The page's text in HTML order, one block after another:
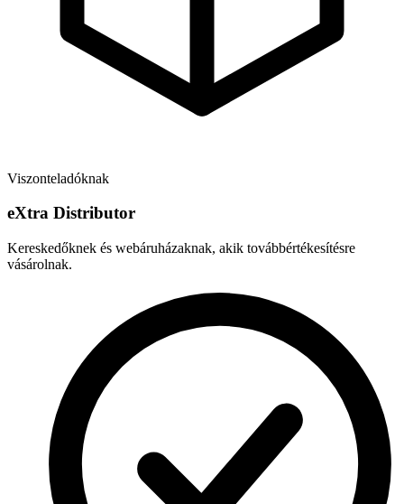
Viszonteladóknak
eXtra Distributor
Kereskedőknek és webáruházaknak, akik továbbértékesítésre
vásárolnak.